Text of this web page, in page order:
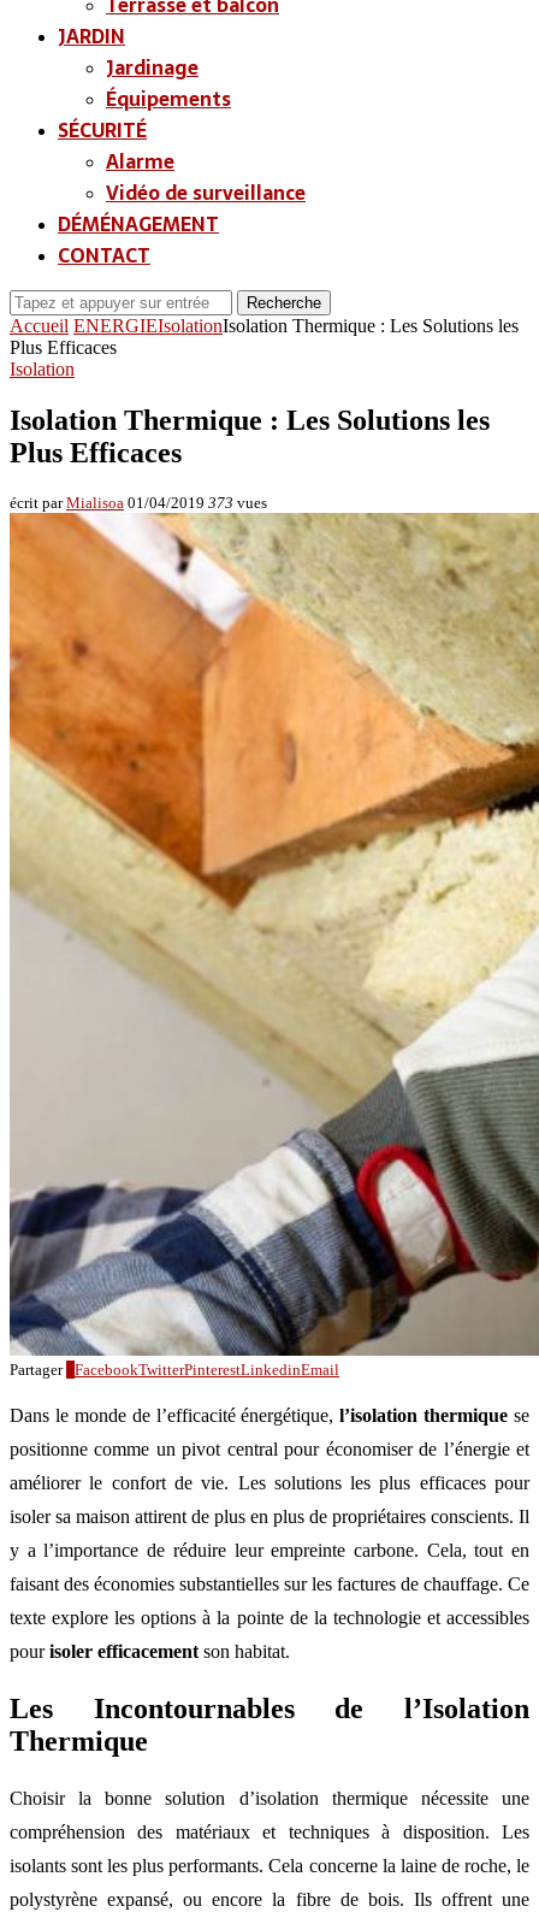
JARDIN
Jardinage
Équipements
SÉCURITÉ
Alarme
Vidéo de surveillance
DÉMÉNAGEMENT
CONTACT
Recherche
Accueil ENERGIEIsolationIsolation Thermique : Les Solutions les
Plus Efficaces
Isolation
Isolation Thermique : Les Solutions les
Plus Efficaces
écrit parMialisoa 01/04/2019 373 vues
Partager FacebookTwitterPinterestLinkedinEmail
Dans le monde de l’efficacité énergétique,l’isolation thermique se
positionne comme un pivot central pour économiser de l’énergie et
améliorer le confort de vie. Les solutions les plus efficaces pour
isoler sa maison attirent de plus en plus de propriétaires conscients. Il
y a l’importance de réduire leur empreinte carbone. Cela, tout en
faisant des économies substantielles sur les factures de chauffage. Ce
texte explore les options à la pointe de la technologie et accessibles
pourisoler efficacement son habitat.
Les Incontournables de l’Isolation
Thermique
Choisir la bonne solution d’isolation thermique nécessite une
compréhension des matériaux et techniques à disposition. Les
isolants sont les plus performants. Cela concerne la laine de roche, le
polystyrène expansé, ou encore la fibre de bois. Ils offrent une